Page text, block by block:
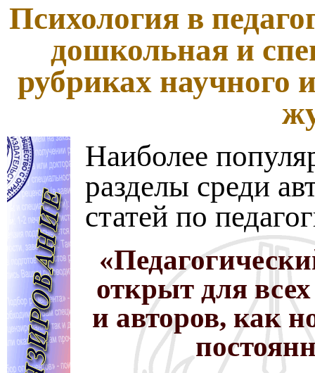
Психология в
дошкольная и
рубриках научного
Наиболее
разделы среди
статей по
открыт для
и авторов, как